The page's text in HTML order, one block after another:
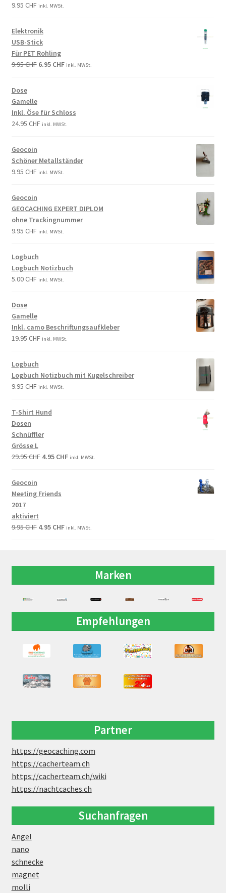
9.95 CHF inkl. MWSt.
Elektronik
USB-Stick
Für PET Rohling
9.95CHF 6.95 CHF inkl. MWSt.
Dose
Gamelle
Inkl. Öse für Schloss
24.95 CHF inkl. MWSt.
Geocoin
Schöner Metallständer
9.95 CHF inkl. MWSt.
Geocoin
GEOCACHING EXPERT DIPLOM
ohne Trackingnummer
9.95 CHF inkl. MWSt.
Logbuch
Logbuch Notizbuch
5.00CHF inkl. MWSt.
Dose
Gamelle
Inkl. camo Beschriftungsaufkleber
19.95 CHF inkl. MWSt.
Logbuch
Logbuch Notizbuch mit Kugelschreiber
9.95 CHF inkl. MWSt.
T-Shirt Hund
Dosen
Schnüffler
Grösse L
29.95CHF 4.95 CHF inkl. MWSt.
Geocoin
Meeting Friends
2017
aktiviert
9.95CHF 4.95 CHF inkl. MWSt.
Marken
Empfehlungen
Partner
https://geocaching.com
https://cacherteam.ch
https://cacherteam.ch/wiki
https://nachtcaches.ch
Suchanfragen
Angel
nano
schnecke
magnet
molli